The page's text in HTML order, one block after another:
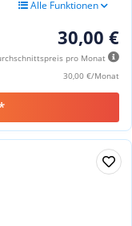
Alle Funktionen
30,00 €
pro Monat
30,00 €/Monat